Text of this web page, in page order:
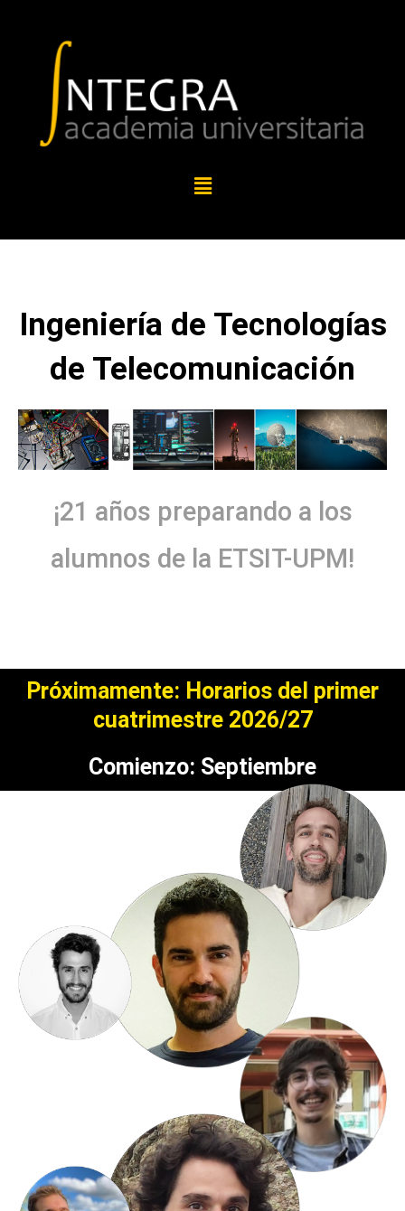
Ingeniería de Tecnologías
de Telecomunicación
¡21 años preparando a los
alumnos de la ETSIT-UPM!
Próximamente: Horarios del primer
cuatrimestre 2026/27
Comienzo: Septiembre